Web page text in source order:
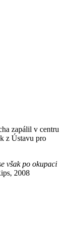
zapálil v centru
z Ústavu pro
však po okupaci
2008